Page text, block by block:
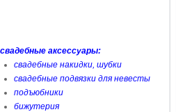
свадебные аксессуары:
свадебные накидки, шубки
свадебные подвязки для невесты
подъюбники
бижутерия